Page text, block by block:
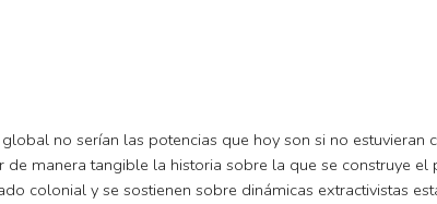
no serían las potencias que hoy son si no
de manera tangible la historia sobre la que se construye
colonial y se sostienen sobre dinámicas extractivistas